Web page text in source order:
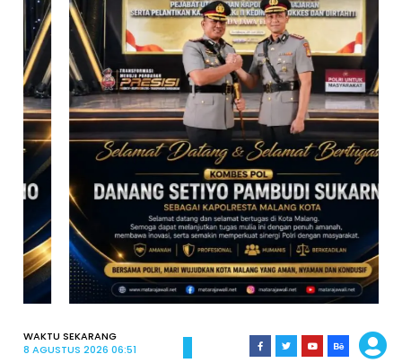
WAKTU SEKARANG
8 AGUSTUS 2026 06:51